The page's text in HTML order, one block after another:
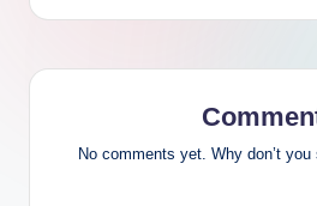
No comments yet. Why don’t